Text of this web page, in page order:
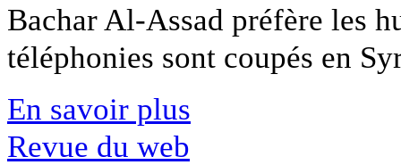
Bachar Al-Assad préfère les
téléphonies sont coupés en
En savoir plus
Revue du web